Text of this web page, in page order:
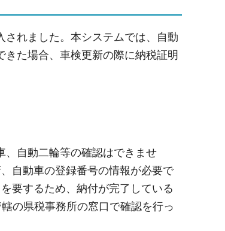
れました。本システムでは、自動
た場合、車検更新の際に納税証明
、自動二輪等の確認はできませ
自動車の登録番号の情報が必要で
要するため、納付が完了している
の県税事務所の窓口で確認を行っ